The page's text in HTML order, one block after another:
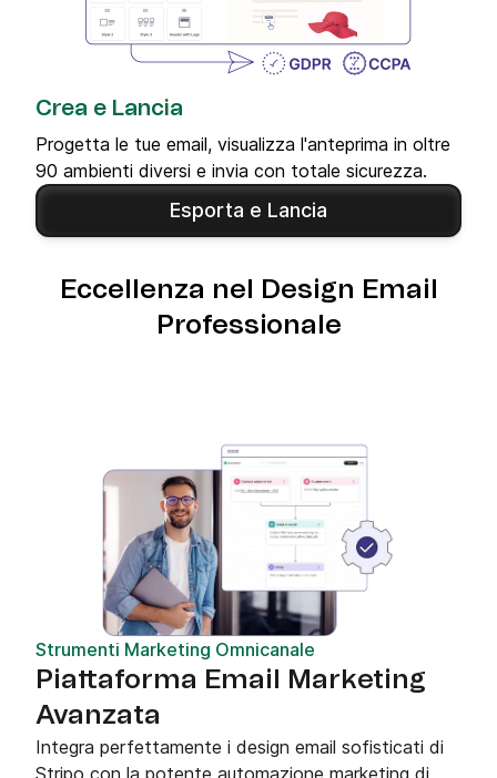
Crea e Lancia
Progetta le tue email, visualizza l'anteprima in oltre
90 ambienti diversi e invia con totale sicurezza.
Esporta e Lancia
Eccellenza nel Design Email
Professionale
Strumenti Marketing Omnicanale
Piattaforma Email Marketing
Avanzata
Integra perfettamente i design email sofisticati di
Stripo con la potente automazione marketing di